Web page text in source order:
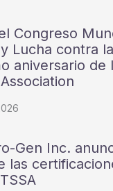
Congreso
Lucha contra
aniversario de
Gen Inc.
las